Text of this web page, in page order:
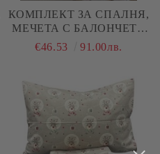
КОМПЛЕКТ ЗА СПАЛНЯ,
МЕЧЕТА С БАЛОНЧЕТА
3Д – 100% НАТУРАЛЕН
€46.53 91.00лв.